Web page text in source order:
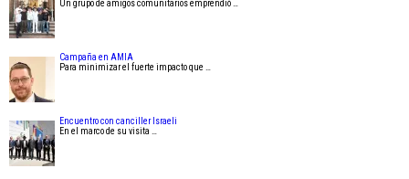
Un grupo de amigos comunitarios emprendió …
Campaña en AMIA
Para minimizar el fuerte impacto que …
Encuentro con canciller Israeli
En el marco de su visita …